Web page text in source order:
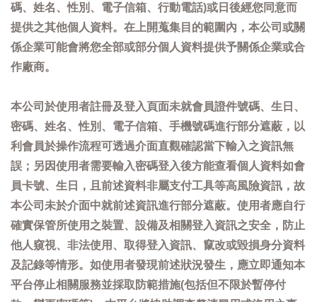
碼、姓名、性別、電子信箱、行動電話)或日後經您同意而
提供之其他個人資料。在上開蒐集目的範圍內，本公司或關
係企業可能會將您全部或部分個人資料提供予關係企業或合
作廠商。
本公司於使用者註冊及登入頁面未就會員證件號碼、生日、
密碼、姓名、性別、電子信箱、手機號碼進行部分遮蔽，以
利會員於操作流程可透過介面直觀確認當下輸入之資訊無
誤；另因使用者需要輸入密碼登入後方能查看個人資料如會
員卡號、生日，且前述資料非屬支付工具等高風險資訊，故
本公司未於介面中就前述資訊進行部分遮蔽。使用者應自行
確實保管所使用之裝置、設備及相關登入資訊之安全，防止
他人窺視、非法使用、取得登入資訊、竄改或毀損身分資料
及記錄等情形。如使用者發現前述狀況發生，應立即通知本
平台停止相關服務並採取防範措施(包括但不限於暫停付